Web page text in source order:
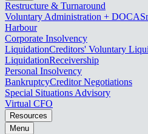
Restructure & Turnaround
Voluntary Administration + DOCA
Harbour
Corporate Insolvency
LiquidationCreditors' Voluntary
LiquidationReceivership
Personal Insolvency
BankruptcyCreditor Negotiations
Special Situations Advisory
Virtual CFO
Resources
Menu